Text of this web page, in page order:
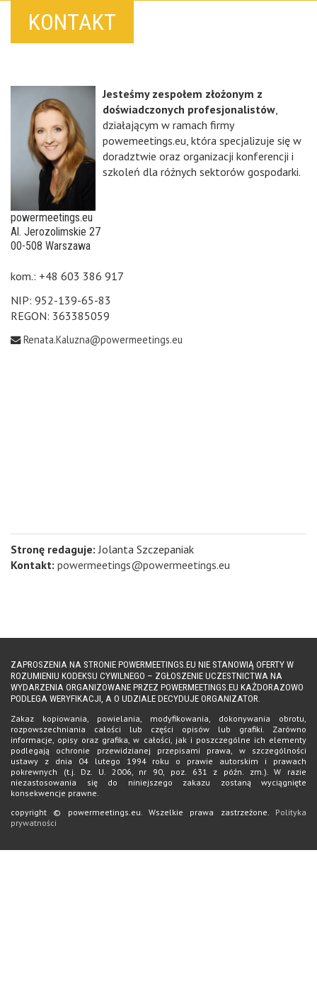
KONTAKT
Jesteśmy zespołem złożonym z
doświadczonych profesjonalistów
działającym w ramach firmy
powemeetings.eu, która specjalizuje się w
doradztwie oraz organizacji konferencji i
szkoleń dla różnych sektorów gospodarki.
powermeetings.eu
Al. Jerozolimskie 27
00-508 Warszawa
kom.: +48 603 386 917
NIP: 952-139-65-83
REGON: 363385059
Renata.Kaluzna@powermeetings.eu
Stronę redaguje: Jolanta Szczepaniak
Kontakt: powermeetings@powermeetings.eu
ZAPROSZENIA NA STRONIE POWERMEETINGS.EU NIE STANOWIĄ OFERTY W
ROZUMIENIU KODEKSU CYWILNEGO – ZGŁOSZENIE UCZESTNICTWA NA
WYDARZENIA ORGANIZOWANE PRZEZ POWERMEETINGS.EU KAŻDORAZOWO
PODLEGA WERYFIKACJI, A O UDZIALE DECYDUJE ORGANIZATOR.
Zakaz kopiowania, powielania, modyfikowania, dokonywania obrotu,
rozpowszechniania całości lub części opisów lub grafiki. Zarówno
informacje, opisy oraz grafika, w całości, jak i poszczególne ich elementy
podlegają ochronie przewidzianej przepisami prawa, w szczególności
ustawy z dnia 04 lutego 1994 roku o prawie autorskim i prawach
pokrewnych (t.j. Dz. U. 2006, nr 90, poz. 631 z późn. zm.). W razie
niezastosowania się do niniejszego zakazu zostaną wyciągnięte
konsekwencje prawne.
copyright © powermeetings.eu. Wszelkie prawa zastrzeżone. Polityka
prywatności